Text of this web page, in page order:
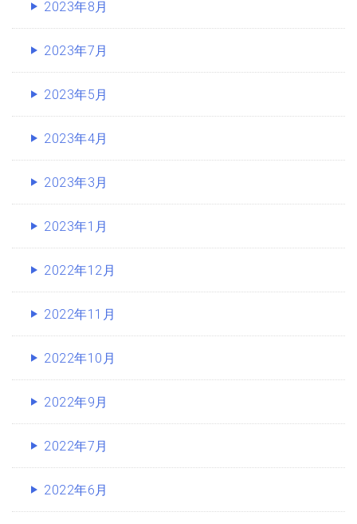
2023年8月
2023年7月
2023年5月
2023年4月
2023年3月
2023年1月
2022年12月
2022年11月
2022年10月
2022年9月
2022年7月
2022年6月